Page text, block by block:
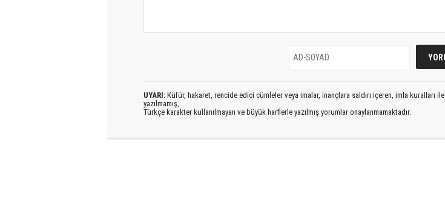
UYARI: Küfür, hakaret, rencide edici cümleler veya imalar, inançlara saldırı içeren, imla kuralları ile
yazılmamış,
Türkçe karakter kullanılmayan ve büyük harflerle yazılmış yorumlar onaylanmamaktadır.